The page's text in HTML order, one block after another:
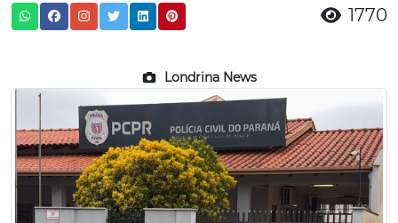
1770
Londrina News